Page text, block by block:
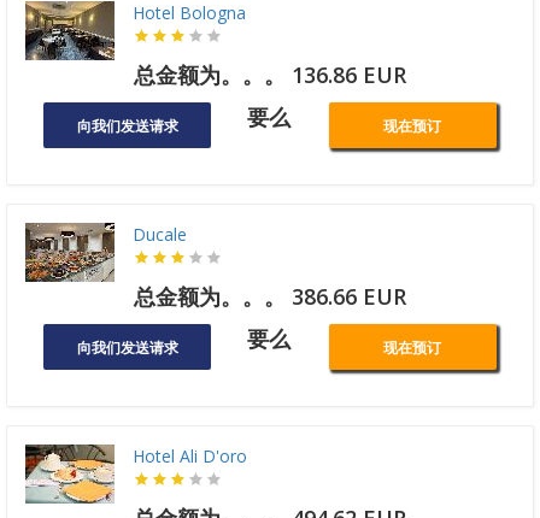
Hotel Bologna
总金额为。。。 136.86 EUR
向我们发送请求 要么 现在预订
Ducale
总金额为。。。 386.66 EUR
向我们发送请求 要么 现在预订
Hotel Ali D'oro